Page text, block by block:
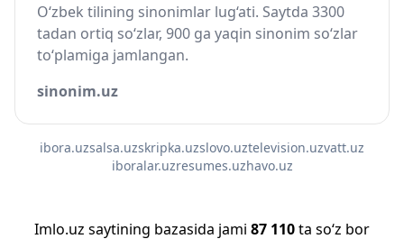
O‘zbek tilining sinonimlar lug‘ati. Saytda 3300
tadan ortiq so‘zlar, 900 ga yaqin sinonim so‘zlar
to‘plamiga jamlangan.
sinonim.uz
ibora.uzsalsa.uzskripka.uzslovo.uztelevision.uzvatt.uz
iboralar.uzresumes.uzhavo.uz
Imlo.uz saytining bazasida jami 87 110ta so‘z bor